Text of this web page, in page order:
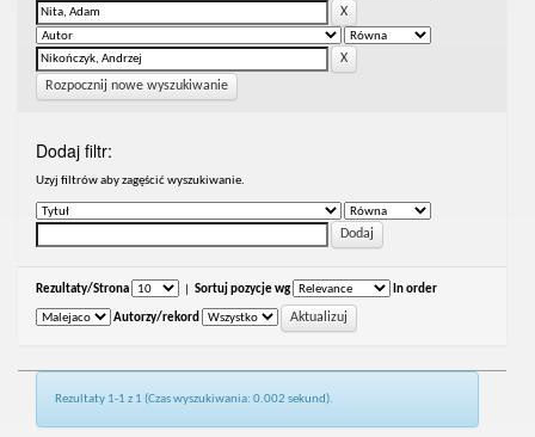
Rozpocznij nowe wyszukiwanie
Dodaj filtr:
Uzyj filtrów aby zagęścić wyszukiwanie.
Rezultaty/Strona Sortuj pozycje wg In order
Autorzy/rekord
Rezultaty 1-1 z 1 (Czas wyszukiwania: 0.002 sekund).